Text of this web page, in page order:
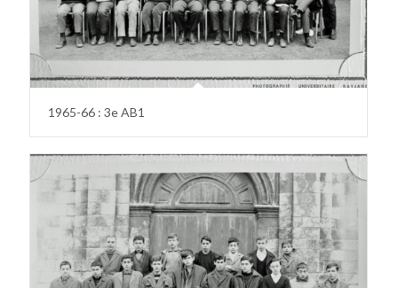
1965-66 : 3e AB1